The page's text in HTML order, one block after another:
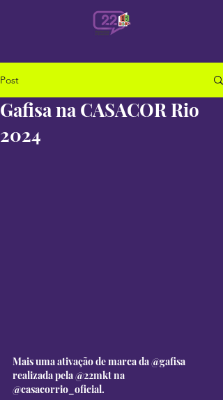
Post
Gafisa na CASACOR Rio
2024
Mais uma ativação de marca da @gafisa
realizada pela @22mkt na
@casacorrio_oficial.